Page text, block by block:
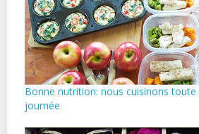
Bonne nutrition: nous cuisinons toute
journée